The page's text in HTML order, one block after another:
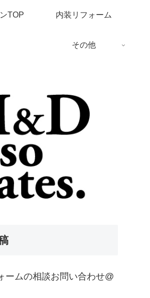
TOP 内装リフォーム
その他
ームの相談お問い合わせ@